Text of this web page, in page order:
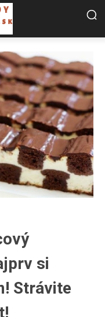
si
Strávite